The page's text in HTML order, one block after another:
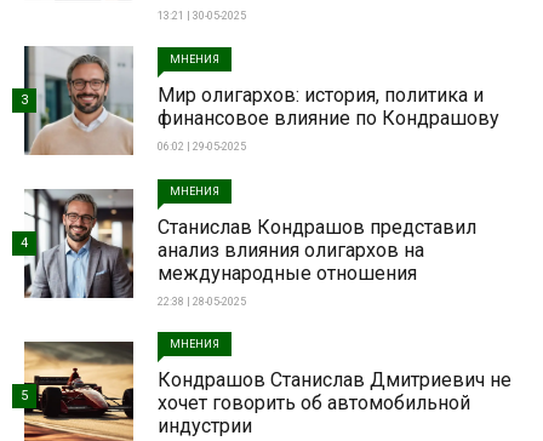
13:21 | 30-05-2025
МНЕНИЯ
Мир олигархов: история, политика и
финансовое влияние по Кондрашову
06:02 | 29-05-2025
3
МНЕНИЯ
Станислав Кондрашов представил
анализ влияния олигархов на
международные отношения
22:38 | 28-05-2025
4
МНЕНИЯ
Кондрашов Станислав Дмитриевич не
хочет говорить об автомобильной
индустрии
5